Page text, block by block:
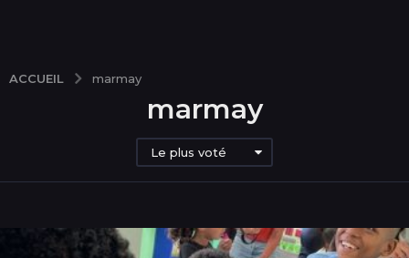
ACCUEIL marmay
marmay
Le plus voté